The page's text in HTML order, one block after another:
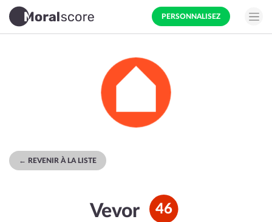
PERSONNALISEZ
← REVENIR À LA LISTE
Vevor 46